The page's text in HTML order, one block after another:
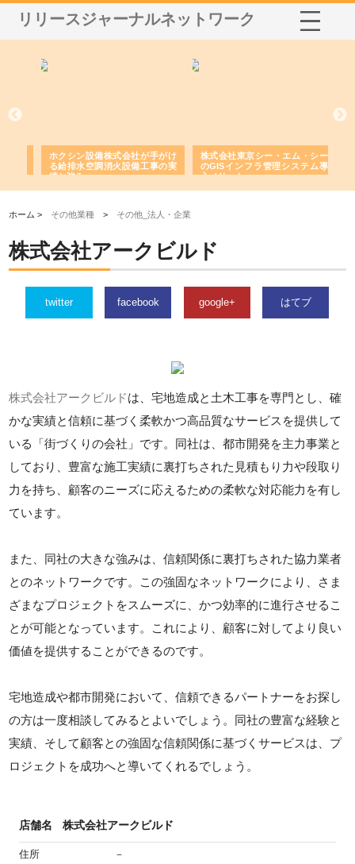
リリースジャーナルネットワーク
ホクシン設備株式会社が手がけ
る給排水空調消火設備工事の実
績と強み
株式会社東京シー・エム・シー
のGISインフラ管理システム導
入メリット
ホーム > その他業種 > その他_法人・企業
株式会社アークビルド
twitter facebook google+ はてブ
株式会社アークビルドは、宅地造成と土木工事を専門とし、確
かな実績と信頼に基づく柔軟かつ高品質なサービスを提供して
いる「街づくりの会社」です。同社は、都市開発を主力事業と
しており、豊富な施工実績に裏打ちされた見積もり力や段取り
力を持ち、顧客のニーズに応えるための柔軟な対応能力を有し
ています。
また、同社の大きな強みは、信頼関係に裏打ちされた協力業者
とのネットワークです。この強固なネットワークにより、さま
ざまなプロジェクトをスムーズに、かつ効率的に進行させるこ
とが可能となっています。これにより、顧客に対してより良い
価値を提供することができるのです。
宅地造成や都市開発において、信頼できるパートナーをお探し
の方は一度相談してみるとよいでしょう。同社の豊富な経験と
実績、そして顧客との強固な信頼関係に基づくサービスは、プ
ロジェクトを成功へと導いてくれるでしょう。
店舗名 株式会社アークビルド
住所 －